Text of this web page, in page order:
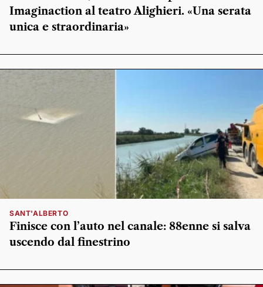
Imaginaction al teatro Alighieri. «Una serata
unica e straordinaria»
SANT'ALBERTO
Finisce con l’auto nel canale: 88enne si salva
uscendo dal finestrino